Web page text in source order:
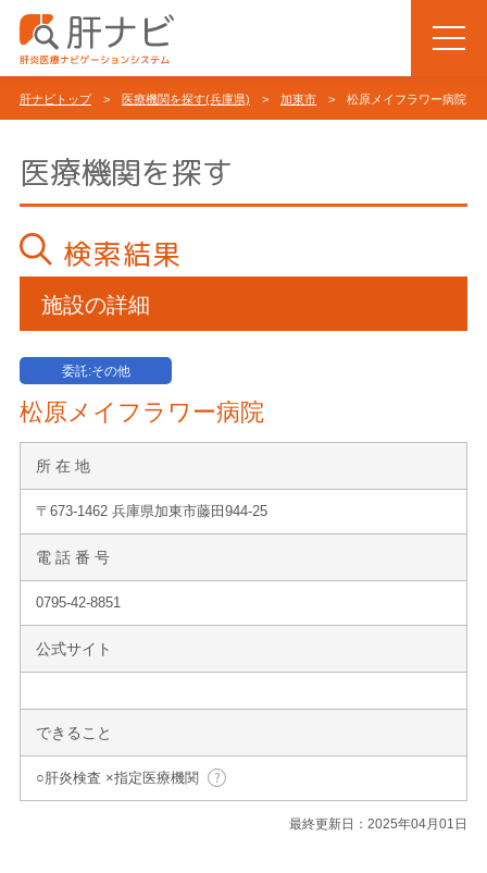
肝ナビトップ> 医療機関を探す(兵庫県) > 加東市 > 松原メイフラワー病院
医療機関を探す
検索結果
施設の詳細
委託:その他
松原メイフラワー病院
所 在 地
〒673-1462 兵庫県加東市藤田944-25
電 話 番 号
0795-42-8851
公式サイト
できること
○肝炎検査 ×指定医療機関
最終更新日：2025年04月01日